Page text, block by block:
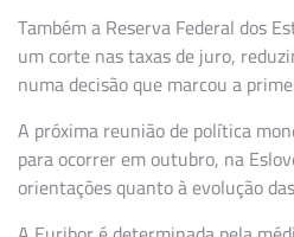
Também a Reserva Federal dos
um corte nas taxas de juro,
numa decisão que marcou a
A próxima reunião de política
para ocorrer em outubro, na
orientações quanto à evolução